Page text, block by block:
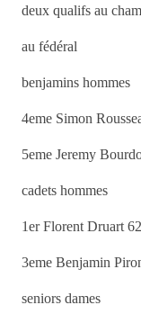
deux qualifs au
au fédéral
benjamins hommes
4eme Simon
5eme Jeremy
cadets hommes
1er Florent Druart
3eme Benjamin
seniors dames